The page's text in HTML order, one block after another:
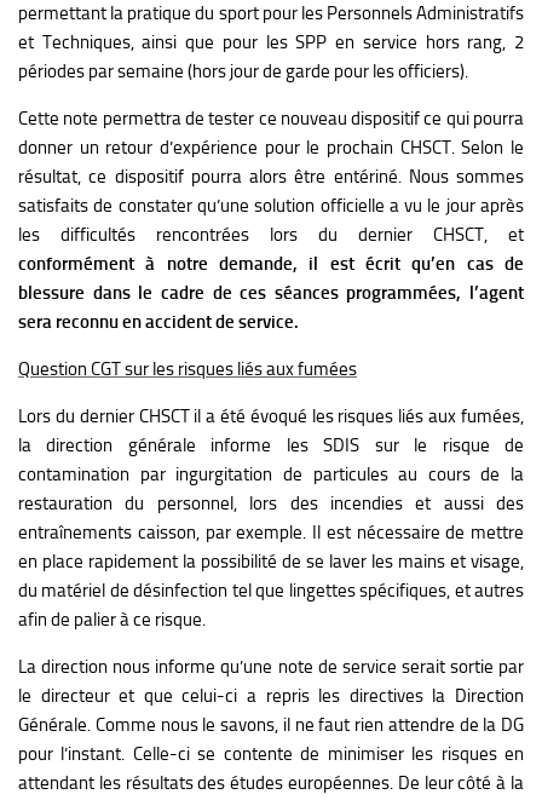
permettant la pratique du sport pour les Personnels Administratifs
et Techniques, ainsi que pour les SPP en service hors rang, 2
périodes par semaine (hors jour de garde pour les officiers).
Cette note permettra de tester ce nouveau dispositif ce qui pourra
donner un retour d’expérience pour le prochain CHSCT. Selon le
résultat, ce dispositif pourra alors être entériné. Nous sommes
satisfaits de constater qu’une solution officielle a vu le jour après
les difficultés rencontrées lors du dernier CHSCT, et
conformément à notre demande, il est écrit qu’en cas de
blessure dans le cadre de ces séances programmées, l’agent
sera reconnu en accident de service.
Question CGT sur les risques liés aux fumées
Lors du dernier CHSCT il a été évoqué les risques liés aux fumées,
la direction générale informe les SDIS sur le risque de
contamination par ingurgitation de particules au cours de la
restauration du personnel, lors des incendies et aussi des
entraînements caisson, par exemple. Il est nécessaire de mettre
en place rapidement la possibilité de se laver les mains et visage,
du matériel de désinfection tel que lingettes spécifiques, et autres
afin de palier à ce risque.
La direction nous informe qu’une note de service serait sortie par
le directeur et que celui-ci a repris les directives la Direction
Générale. Comme nous le savons, il ne faut rien attendre de la DG
pour l’instant. Celle-ci se contente de minimiser les risques en
attendant les résultats des études européennes. De leur côté à la